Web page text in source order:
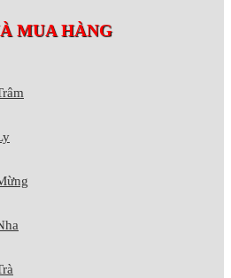
MUA HÀNG